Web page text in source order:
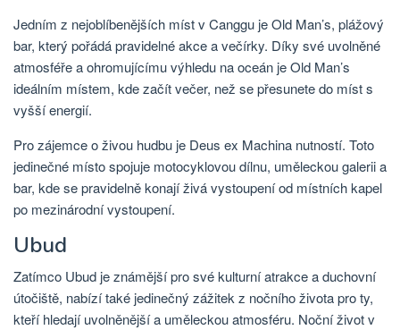
Jedním z nejoblíbenějších míst v Canggu je Old Man’s, plážový
bar, který pořádá pravidelné akce a večírky. Díky své uvolněné
atmosféře a ohromujícímu výhledu na oceán je Old Man’s
ideálním místem, kde začít večer, než se přesunete do míst s
vyšší energií.
Pro zájemce o živou hudbu je Deus ex Machina nutností. Toto
jedinečné místo spojuje motocyklovou dílnu, uměleckou galerii a
bar, kde se pravidelně konají živá vystoupení od místních kapel
po mezinárodní vystoupení.
Ubud
Zatímco Ubud je známější pro své kulturní atrakce a duchovní
útočiště, nabízí také jedinečný zážitek z nočního života pro ty,
kteří hledají uvolněnější a uměleckou atmosféru. Noční život v